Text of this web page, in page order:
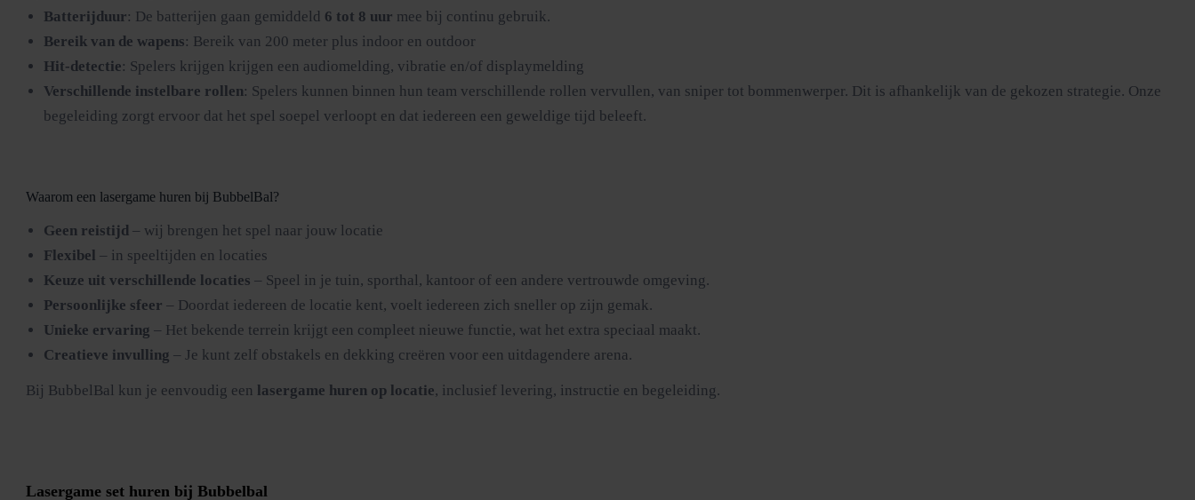
Batterijduur: De batterijen gaan gemiddeld 6 tot 8 uur mee bij continu gebruik.
Bereik van de wapens: Bereik van 200 meter plus indoor en outdoor
Hit-detectie: Spelers krijgen krijgen een audiomelding, vibratie en/of displaymelding
Verschillende instelbare rollen: Spelers kunnen binnen hun team verschillende rollen vervullen, van sniper tot bommenwerper. Dit is afhankelijk van de gekozen strategie. Onze
begeleiding zorgt ervoor dat het spel soepel verloopt en dat iedereen een geweldige tijd beleeft.
Waarom een lasergame huren bij BubbelBal?
Geen reistijd – wij brengen het spel naar jouw locatie
Flexibel – in speeltijden en locaties
Keuze uit verschillende locaties – Speel in je tuin, sporthal, kantoor of een andere vertrouwde omgeving.
Persoonlijke sfeer – Doordat iedereen de locatie kent, voelt iedereen zich sneller op zijn gemak.
Unieke ervaring – Het bekende terrein krijgt een compleet nieuwe functie, wat het extra speciaal maakt.
Creatieve invulling – Je kunt zelf obstakels en dekking creëren voor een uitdagendere arena.
Bij BubbelBal kun je eenvoudig een lasergame huren op locatie, inclusief levering, instructie en begeleiding.
Lasergame set huren bij Bubbelbal